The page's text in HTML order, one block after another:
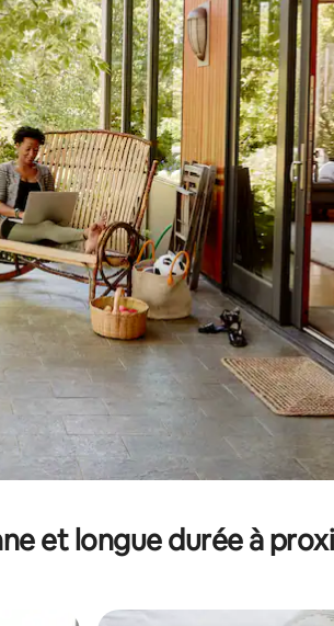
pour les parcourir ou en appuyant et en
et longue durée à